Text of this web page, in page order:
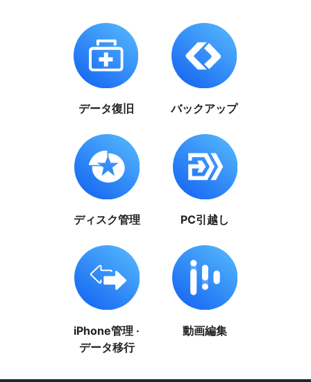
データ復旧 バックアップ
ディスク管理 PC引越し
iPhone管理 ·
データ移行
動画編集